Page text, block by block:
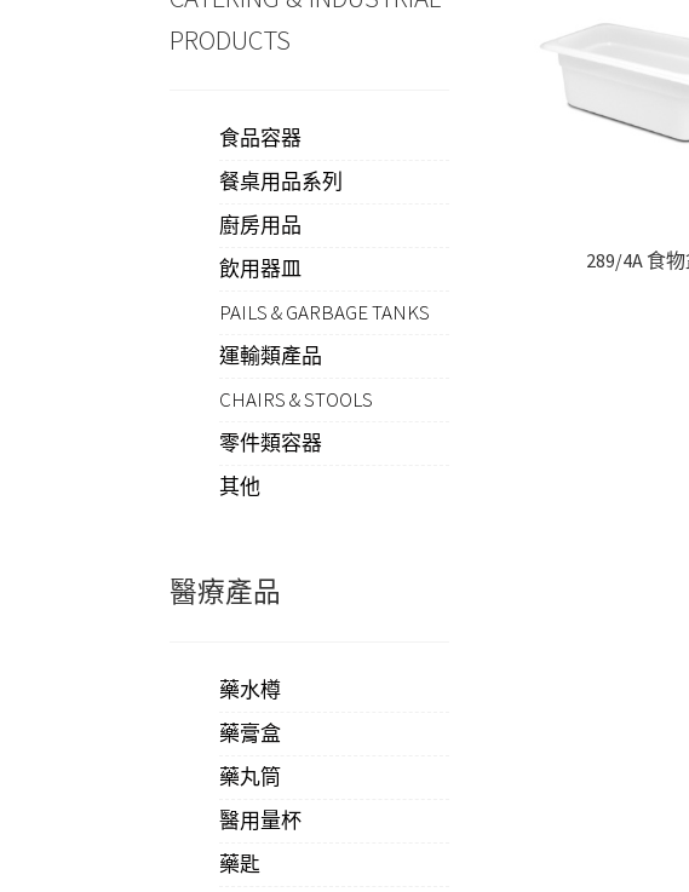
289/4A 食
PRODUCTS
食品容器
餐桌用品系列
廚房用品
飲用器皿
PAILS & GARBAGE TANKS
運輸類產品
CHAIRS & STOOLS
零件類容器
其他
醫療產品
藥水樽
藥膏盒
藥丸筒
醫用量杯
藥匙